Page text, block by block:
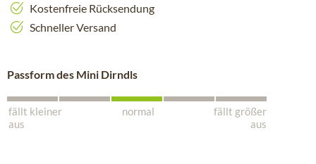
Kostenfreie Rücksendung
Schneller Versand
Passform des Mini Dirndls
fällt kleiner
aus
normal
fällt größer
aus